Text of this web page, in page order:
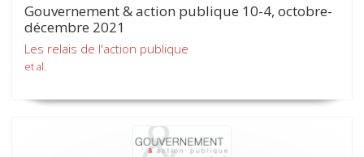
Gouvernement & action publique 10-4, octobre-
décembre 2021
Les relais de l'action publique
et al.